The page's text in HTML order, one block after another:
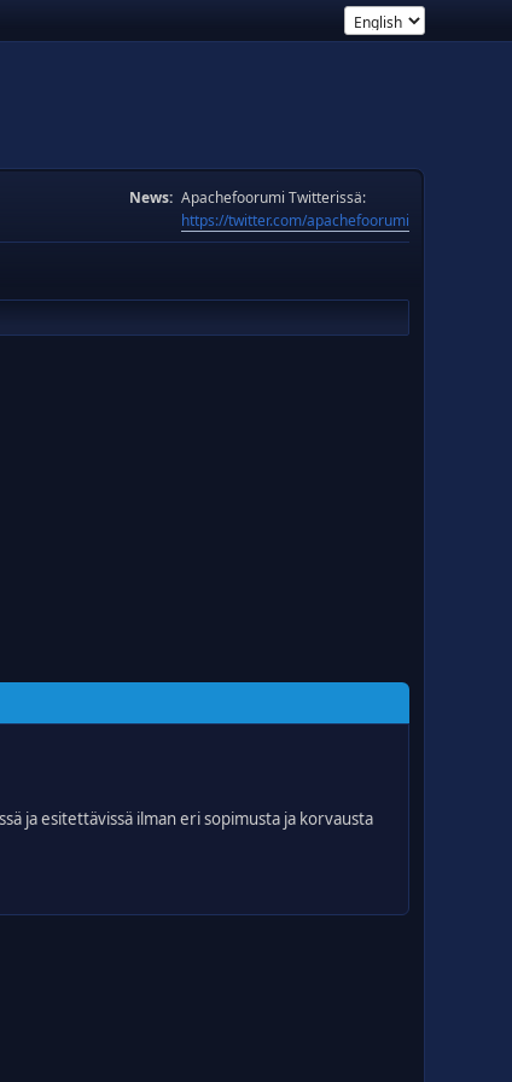
News: Apachefoorumi Twitterissä:
https://twitter.com/apachefoorumi
ja esitettävissä ilman eri sopimusta ja korvausta